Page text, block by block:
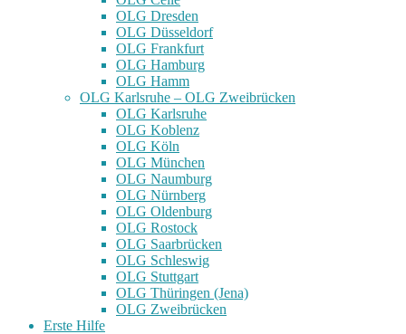
OLG Dresden
OLG Düsseldorf
OLG Frankfurt
OLG Hamburg
OLG Hamm
OLG Karlsruhe – OLG Zweibrücken
OLG Karlsruhe
OLG Koblenz
OLG Köln
OLG München
OLG Naumburg
OLG Nürnberg
OLG Oldenburg
OLG Rostock
OLG Saarbrücken
OLG Schleswig
OLG Stuttgart
OLG Thüringen (Jena)
OLG Zweibrücken
Erste Hilfe